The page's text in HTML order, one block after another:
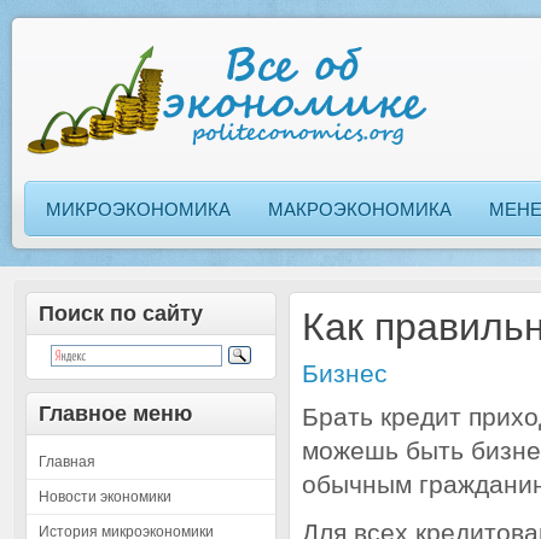
МИКРОЭКОНОМИКА МАКРОЭКОНОМИКА
Поиск по сайту
Главное меню
Главная
Новости экономики
История микроэкономики
Как
Бизнес
Брать кредит
можешь быть
обычным
Для всех